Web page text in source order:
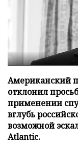
Американский
отклонил
применении
вглубь
возможной
Atlantic.